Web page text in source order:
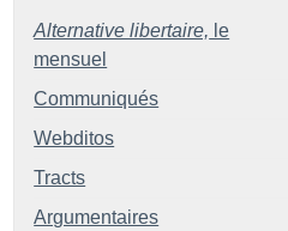
Alternative libertaire, le
mensuel
Communiqués
Webditos
Tracts
Argumentaires